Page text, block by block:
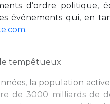
d’ordre politique,
événements qui, en
.
tempêtueux
la population active
de 3000 milliards de